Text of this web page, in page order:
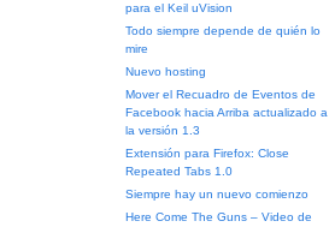
para el Keil uVision
Todo siempre depende de quién lo
mire
Nuevo hosting
Mover el Recuadro de Eventos de
Facebook hacia Arriba actualizado a
la versión 1.3
Extensión para Firefox: Close
Repeated Tabs 1.0
Siempre hay un nuevo comienzo
Here Come The Guns – Video de